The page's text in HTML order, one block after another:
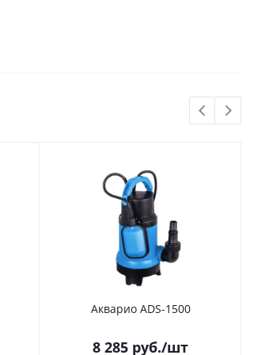
Акварио ADS-1500
8 285 руб./шт